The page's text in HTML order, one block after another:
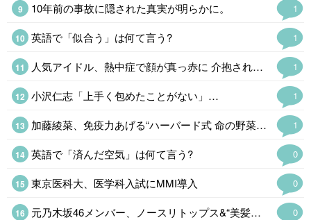
1
10年前の事故に隠された真実が明らかに。
1
英語で「似合う」は何て言う?
1
人気アイドル、熱中症で顔が真っ赤に 介抱される様子公開「苦しそう」
1
小沢仁志「上手く包めたことがない」…
1
加藤綾菜、免疫力あげる“ハーバード式 命の野菜スープ公開「野菜たっぷりで…
0
英語で「済んだ空気」は何て言う?
0
東京医科大、医学科入試にMMI導入
0
元乃木坂46メンバー、ノースリトップス&“美髪整形後の最新ショットにファン悶絶「ビジュ最強」